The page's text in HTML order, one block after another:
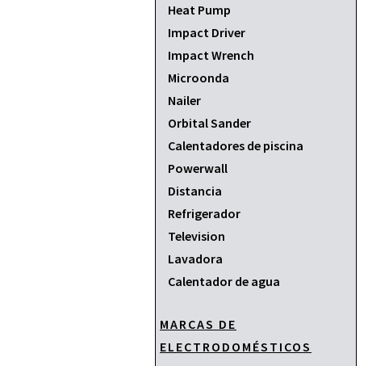
Heat Pump
Impact Driver
Impact Wrench
Microonda
Nailer
Orbital Sander
Calentadores de piscina
Powerwall
Distancia
Refrigerador
Television
Lavadora
Calentador de agua
MARCAS DE
ELECTRODOMÉSTICOS